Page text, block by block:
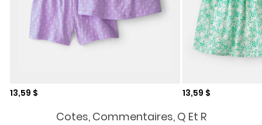
Prix de solde
13,59 $ Prix de solde
13,59 $
Cotes, Commentaires, Q Et R